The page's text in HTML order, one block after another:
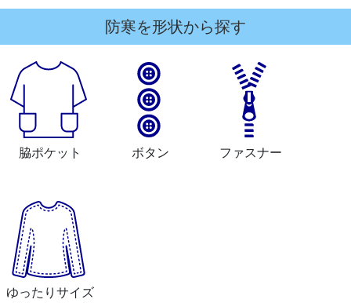
防寒を形状から探す
脇ポケット ボタン ファスナー
ゆったりサイズ